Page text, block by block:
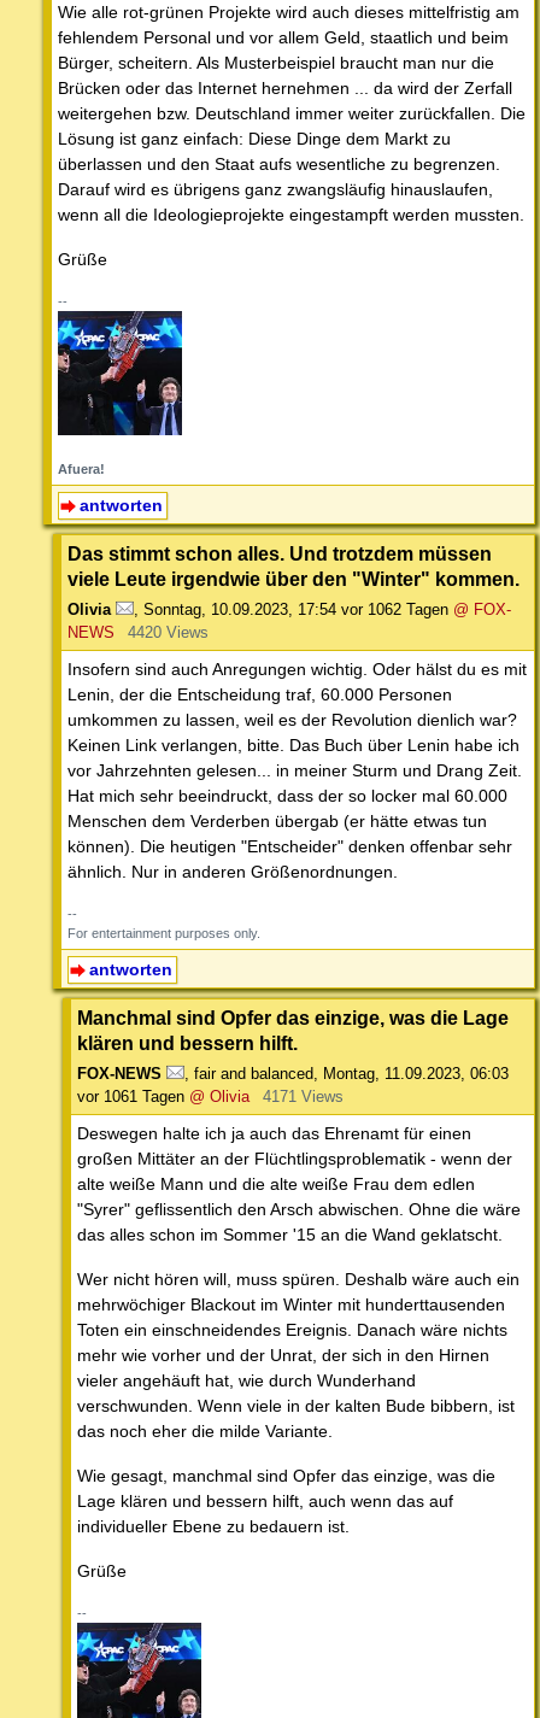
Wie alle rot-grünen Projekte wird auch dieses mittelfristig am
fehlendem Personal und vor allem Geld, staatlich und beim
Bürger, scheitern. Als Musterbeispiel braucht man nur die
Brücken oder das Internet hernehmen ... da wird der Zerfall
weitergehen bzw. Deutschland immer weiter zurückfallen. Die
Lösung ist ganz einfach: Diese Dinge dem Markt zu
überlassen und den Staat aufs wesentliche zu begrenzen.
Darauf wird es übrigens ganz zwangsläufig hinauslaufen,
wenn all die Ideologieprojekte eingestampft werden mussten.
Grüße
--
Afuera!
antworten
Das stimmt schon alles. Und trotzdem müssen
viele Leute irgendwie über den "Winter" kommen.
Olivia Sonntag, 10.09.2023, 17:54 vor 1062 Tagen @ FOX-
NEWS
4420 Views
Insofern sind auch Anregungen wichtig. Oder hälst du es mit
Lenin, der die Entscheidung traf, 60.000 Personen
umkommen zu lassen, weil es der Revolution dienlich war?
Keinen Link verlangen, bitte. Das Buch über Lenin habe ich
vor Jahrzehnten gelesen... in meiner Sturm und Drang Zeit.
Hat mich sehr beeindruckt, dass der so locker mal 60.000
Menschen dem Verderben übergab (er hätte etwas tun
können). Die heutigen "Entscheider" denken offenbar sehr
ähnlich. Nur in anderen Größenordnungen.
--
For entertainment purposes only.
antworten
Manchmal sind Opfer das einzige, was die Lage
klären und bessern hilft.
FOX-NEWS fair and balanced Montag, 11.09.2023, 06:03
vor 1061 Tagen @ Olivia 4171 Views
Deswegen halte ich ja auch das Ehrenamt für einen
großen Mittäter an der Flüchtlingsproblematik - wenn der
alte weiße Mann und die alte weiße Frau dem edlen
"Syrer" geflissentlich den Arsch abwischen. Ohne die wäre
das alles schon im Sommer '15 an die Wand geklatscht.
Wer nicht hören will, muss spüren. Deshalb wäre auch ein
mehrwöchiger Blackout im Winter mit hunderttausenden
Toten ein einschneidendes Ereignis. Danach wäre nichts
mehr wie vorher und der Unrat, der sich in den Hirnen
vieler angehäuft hat, wie durch Wunderhand
verschwunden. Wenn viele in der kalten Bude bibbern, ist
das noch eher die milde Variante.
Wie gesagt, manchmal sind Opfer das einzige, was die
Lage klären und bessern hilft, auch wenn das auf
individueller Ebene zu bedauern ist.
Grüße
--